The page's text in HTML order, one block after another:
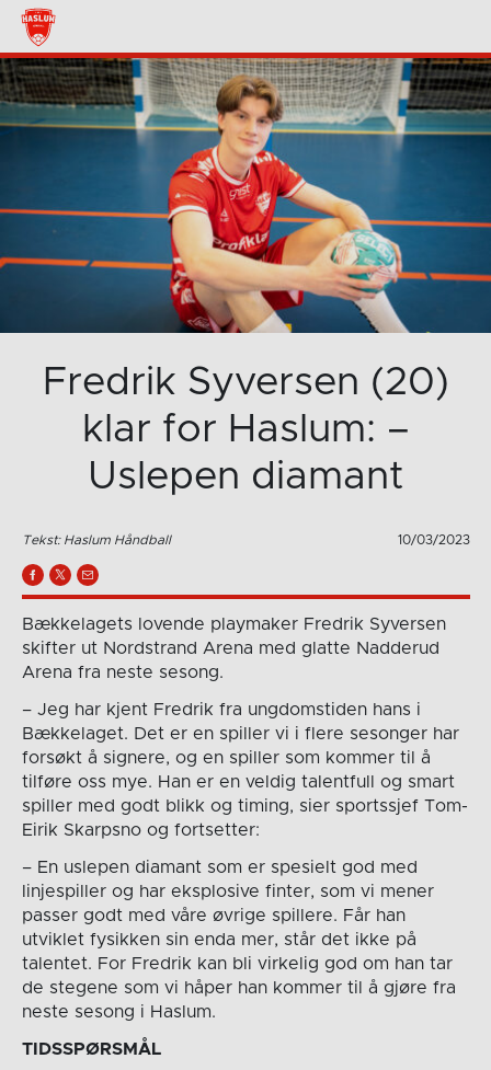
Fredrik Syversen (20)
klar for Haslum: –
Uslepen diamant
Tekst: Haslum Håndball 10/03/2023
Bækkelagets lovende playmaker Fredrik Syversen
skifter ut Nordstrand Arena med glatte Nadderud
Arena fra neste sesong.
– Jeg har kjent Fredrik fra ungdomstiden hans i
Bækkelaget. Det er en spiller vi i flere sesonger har
forsøkt å signere, og en spiller som kommer til å
tilføre oss mye. Han er en veldig talentfull og smart
spiller med godt blikk og timing, sier sportssjef Tom-
Eirik Skarpsno og fortsetter:
– En uslepen diamant som er spesielt god med
linjespiller og har eksplosive finter, som vi mener
passer godt med våre øvrige spillere. Får han
utviklet fysikken sin enda mer, står det ikke på
talentet. For Fredrik kan bli virkelig god om han tar
de stegene som vi håper han kommer til å gjøre fra
neste sesong i Haslum.
TIDSSPØRSMÅL